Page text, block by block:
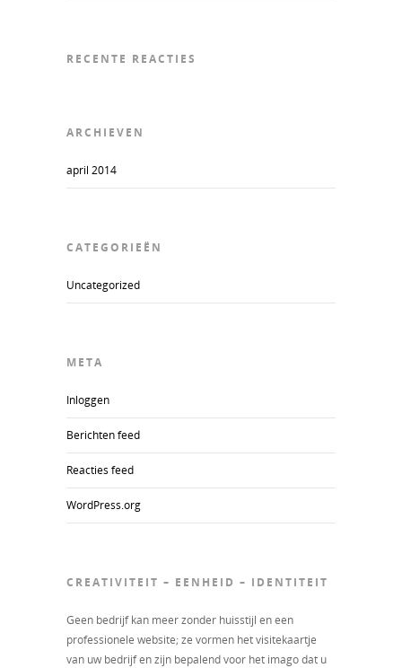
RECENTE REACTIES
ARCHIEVEN
april 2014
CATEGORIEËN
Uncategorized
META
Inloggen
Berichten feed
Reacties feed
WordPress.org
CREATIVITEIT – EENHEID – IDENTITEIT
Geen bedrijf kan meer zonder huisstijl en een
professionele website; ze vormen het visitekaartje
van uw bedrijf en zijn bepalend voor het imago dat u